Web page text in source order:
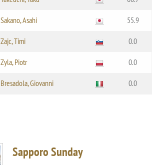
Sakano, Asahi 55.9
Zajc, Timi 0.0
Zyla, Piotr 0.0
Bresadola, Giovanni 0.0
Sapporo Sunday